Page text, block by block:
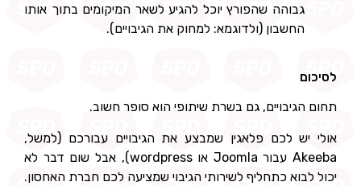
גבוהה שהפורץ יוכל להגיע לשאר המיקומים בתוך אותו
החשבון (ולדוגמא: למחוק את הגיבויים).
לסיכום
תחום הגיבויים, גם בשרת שיתופי הוא סופר חשוב.
אולי יש לכם פלאגין שמבצע את הגיבויים עבורכם (למשל,
Akeeba עבור Joomla או wordpress), אבל שום דבר לא
יכול לבוא כתחליף לשירותי הגיבוי שמציעה לכם חברת האחסון.